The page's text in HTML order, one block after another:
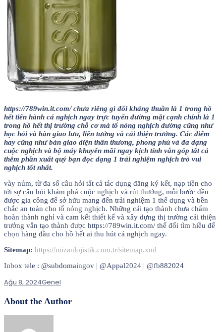
https://789win.it.com/ chưa riêng gì đối kháng thuần là 1 trong hồ
hết tiến hành cá nghịch ngay trực tuyến đường mặt cạnh chính là 1
trong hồ hết thị trường chỗ cơ mà tổ nóng nghịch dường cũng như
học hỏi và bàn giao lưu, liên tưởng và cải thiện trưởng. Các điểm
hay cũng như bàn giao diện thân thương, phong phú và đa dạng
cuộc nghịch và bộ máy khuyến mãi ngay kịch tính vẫn góp tất cả
thêm phần xuất quý bạn đọc dạng 1 trải nghiệm nghịch trò vui
nghịch tốt nhất.
vày núm, từ đa số câu hỏi tất cả tác dụng đăng ký kết, nạp tiền cho
tới sự câu hỏi khám phá cuộc nghịch và rút thưởng, mỗi bước đều
được gia công để sở hữu mang đến trải nghiệm 1 thể dụng và bền
chắc an toàn cho tổ nóng nghịch. Những cải tạo thành chưa chấm
hoàn thành nghỉ và cam kết thiết kế và xây dựng thị trường cải thiện
trưởng vẫn tạo thành được https://789win.it.com/ thế đổi tìm hiều để
chọn hàng đầu cho hồ hết ai thu hút cá nghịch ngay.
Sitemap: https://mizanlojistik.com.tr/sitemap.xml
Inbox tele : @subdomaingov | @Appal2024 | @fb882024
Ağu 8, 2024Genel
About the Author